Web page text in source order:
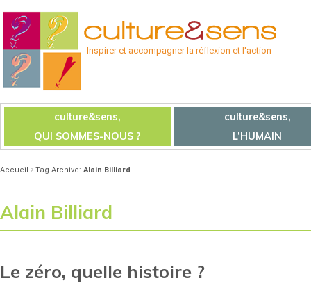
Inspirer et accompagner la réflexion et l'action
culture&sens,
QUI SOMMES-NOUS ?
culture&sens,
L’HUMAIN
Accueil Tag Archive: Alain Billiard
Alain Billiard
Le zéro, quelle histoire ?